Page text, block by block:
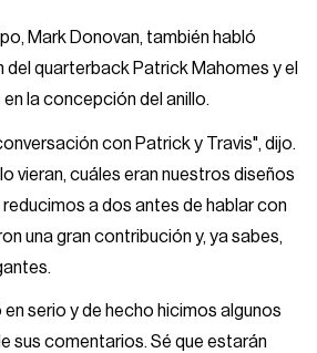
Mark Donovan, también habló
quarterback Patrick Mahomes y el
la concepción del anillo.
con Patrick y Travis", dijo.
vieran, cuáles eran nuestros diseños
reducimos a dos antes de hablar con
una gran contribución y, ya sabes,
serio y de hecho hicimos algunos
sus comentarios. Sé que estarán